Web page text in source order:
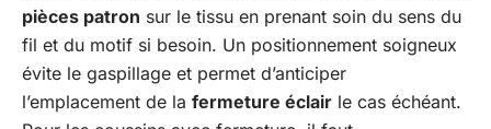
pièces patron sur le tissu en prenant soin du sens du
fil et du motif si besoin. Un positionnement soigneux
évite le gaspillage et permet d’anticiper
l’emplacement de la fermeture éclair le cas échéant.